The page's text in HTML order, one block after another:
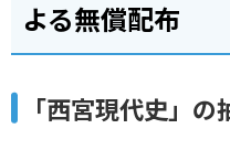
よる無償配布
「西宮現代史」